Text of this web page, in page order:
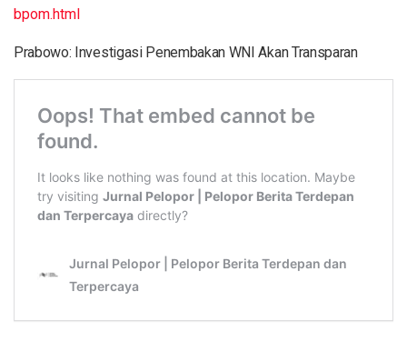
bpom.html
Prabowo: Investigasi Penembakan WNI Akan Transparan